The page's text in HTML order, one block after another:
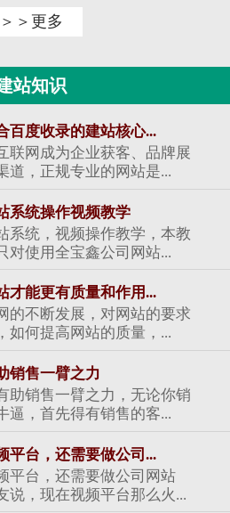
＞＞更多
站知识
百度收录的建站核心...
联网成为企业获客、品牌展
道，正规专业的网站是...
系统操作视频教学
系统，视频操作教学，本教
对使用全宝鑫公司网站...
才能更有质量和作用...
的不断发展，对网站的要求
如何提高网站的质量，...
销售一臂之力
助销售一臂之力，无论你销
逼，首先得有销售的客...
平台，还需要做公司...
平台，还需要做公司网站
说，现在视频平台那么火...